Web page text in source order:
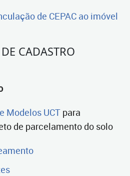
de CEPAC ao imóvel
CADASTRO
Modelos UCT para
de parcelamento do solo